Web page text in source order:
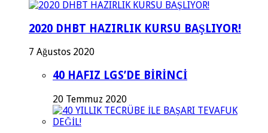
2020 DHBT HAZIRLIK KURSU BAŞLIYOR!
7 Ağustos 2020
40 HAFIZ LGS’DE BİRİNCİ
20 Temmuz 2020